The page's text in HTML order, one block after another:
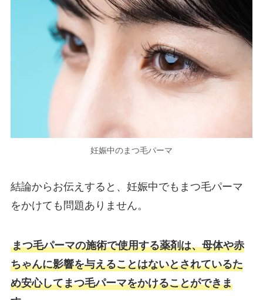
妊娠中のまつ毛パーマ
結論からお伝えすると、妊娠中でもまつ毛パーマ
をかけても問題ありません。
まつ毛パーマの施術で使用する薬剤は、母体や赤
ちゃんに影響を与えることはないとされているた
め安心してまつ毛パーマをかけることができま